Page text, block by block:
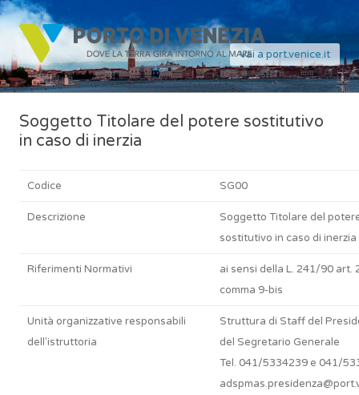
Vai a port.venice.it
Soggetto Titolare del potere sostitutivo
in caso di inerzia
Codice SG00
Descrizione
Soggetto Titolare del
sostitutivo in caso di inerzia
Riferimenti Normativi
ai sensi della L. 241/90 art.
comma 9-bis
Unità organizzative responsabili
dell'istruttoria
Struttura di Staff del
del Segretario Generale
Tel. 041/5334239 e 041/